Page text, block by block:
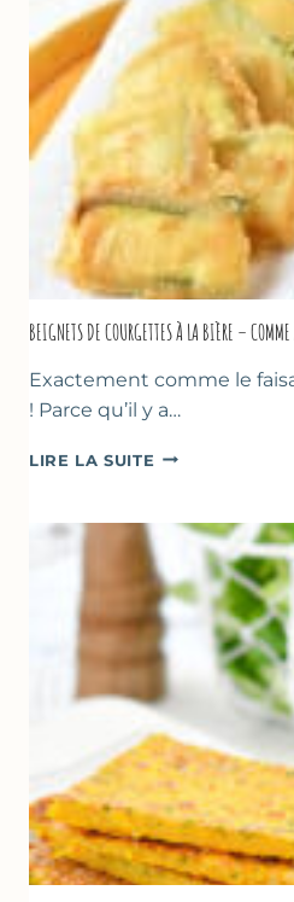
GREC
–
SANS
SORBETIÈRE
BEIGNETS DE COURGETTES À LA BIÈRE –
Exactement comme le
! Parce qu’il y a…
LIRE LA SUITE BEIGNETS
LA
BIÈRE
–
COMME
À
MARSEILLE